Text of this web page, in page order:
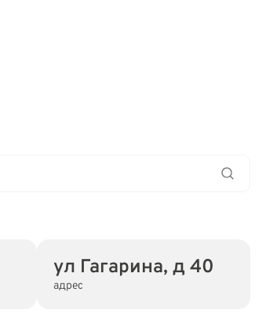
ул Гагарина, д 40
адрес